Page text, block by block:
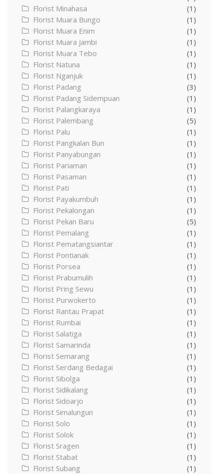
Florist Minahasa
(1)
Florist Muara Bungo
(1)
Florist Muara Enim
(1)
Florist Muara Jambi
(1)
Florist Muara Tebo
(1)
Florist Natuna
(1)
Florist Nganjuk
(1)
Florist Padang
(3)
Florist Padang Sidempuan
(1)
Florist Palangkaraya
(1)
Florist Palembang
(5)
Florist Palu
(1)
Florist Pangkalan Bun
(1)
Florist Panyabungan
(1)
Florist Pariaman
(1)
Florist Pasaman
(1)
Florist Pati
(1)
Florist Payakumbuh
(1)
Florist Pekalongan
(1)
Florist Pekan Baru
(5)
Florist Pemalang
(1)
Florist Pematangsiantar
(1)
Florist Pontianak
(1)
Florist Porsea
(1)
Florist Prabumulih
(1)
Florist Pring Sewu
(1)
Florist Purwokerto
(1)
Florist Rantau Prapat
(1)
Florist Rumbai
(1)
Florist Salatiga
(1)
Florist Samarinda
(1)
Florist Semarang
(1)
Florist Serdang Bedagai
(1)
Florist Sibolga
(1)
Florist Sidikalang
(1)
Florist Sidoarjo
(1)
Florist Simalungun
(1)
Florist Solo
(1)
Florist Solok
(1)
Florist Sragen
(1)
Florist Stabat
(1)
Florist Subang
(1)